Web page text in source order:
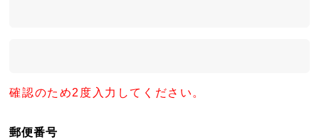
確認のため2度入力してください。
郵便番号